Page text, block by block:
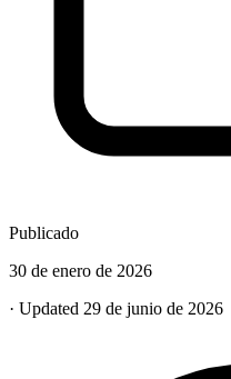
Publicado
30 de enero de 2026
· Updated 29 de junio de 2026